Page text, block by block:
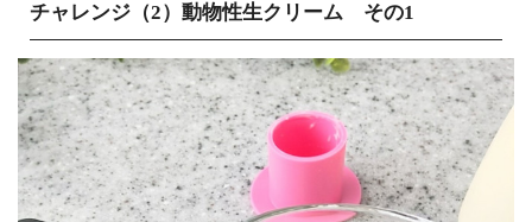
チャレンジ（2）動物性生クリーム その1